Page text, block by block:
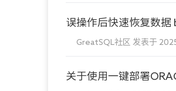
误操作后快速恢复数据
GreatSQL社区 发表于
关于使用一键部署